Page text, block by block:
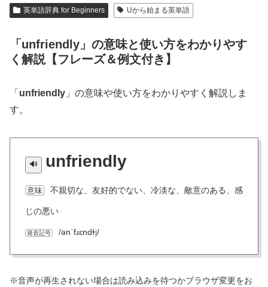
英単語辞典 for Beginners Uから始まる英単語
「unfriendly」の意味と使い方をわかりやす
く解説【フレーズ＆例文付き】
「 unfriendly 」の意味や使い方をわかりやすく解説しま
す。
unfriendly
意味 不親切な、友好的でない、冷淡な、敵意のある、感
じの悪い
発音記号 /ənˈfɹɛndɫi/
※音声が再生されない場合は読み込みを待つかブラウザ変更をお